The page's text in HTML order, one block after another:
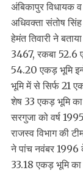
अंबिकापुर विधायक
अधिवक्ता संतोष
हेमंत तिवारी ने
3467, रकबा
54.20 एकड़ भूमि
भूमि में से सिर्फ 21
शेष 33 एकड़ भूमि
सरगुजा को वर्ष
राजस्व विभाग की
ने पांच नवंबर 1996
33.18 एकड़ भूमि का